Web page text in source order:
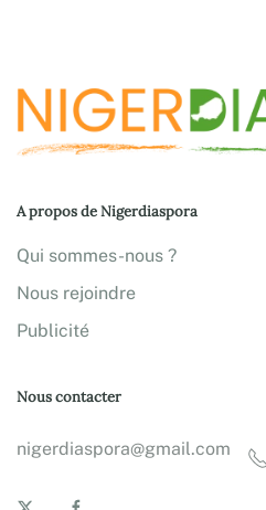
A propos de Nigerdiaspora
Qui sommes-nous ?
Nous rejoindre
Publicité
Nous contacter
nigerdiaspora@gmail.com